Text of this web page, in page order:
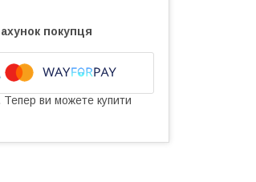
покупця
Тепер ви можете купити